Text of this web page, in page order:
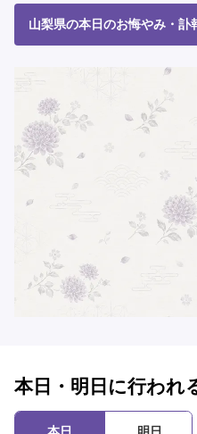
山梨県の本日のお悔やみ・訃
本日・明日に行われ
本日 明日